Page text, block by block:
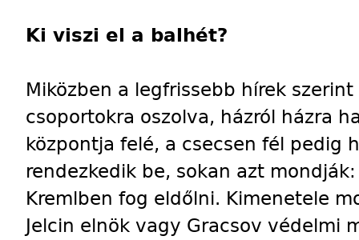
Ki viszi el a balhét?
Miközben a legfrissebb hírek
csoportokra oszolva, házról házra
központja felé, a csecsen fél pedig
rendezkedik be, sokan azt
Kremlben fog eldőlni. Kimenetele
Jelcin elnök vagy Gracsov védelmi